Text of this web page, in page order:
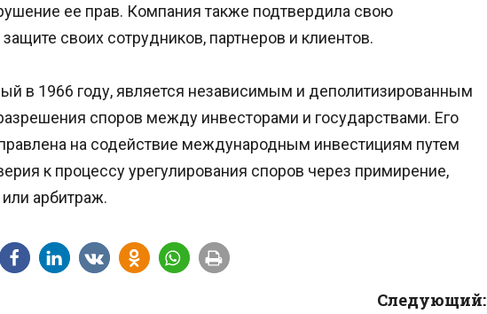
ее прав. Компания также подтвердила свою
своих сотрудников, партнеров и клиентов.
в 1966 году, является независимым и деполитизированным
споров между инвесторами и государствами. Его
на содействие международным инвестициям путем
к процессу урегулирования споров через примирение,
арбитраж.
Следующий: